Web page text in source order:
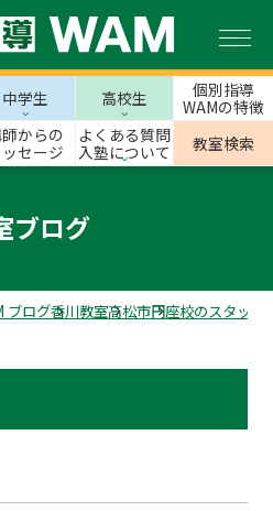
中学生 高校生
個別指導
WAMの特徴
からの
ッセージ
よくある質問
入塾について
教室検索
ブログ
ブログ香川教室高松市円座校のスタッフ